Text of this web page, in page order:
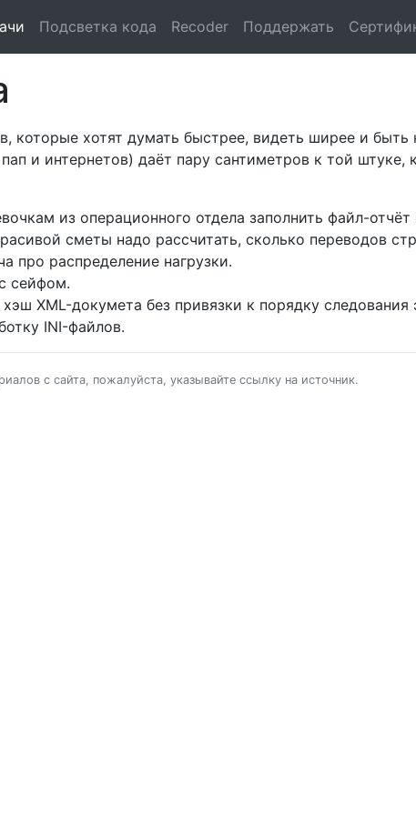
Подсветка кода Recoder Поддержать
которые хотят думать быстрее, видеть ширее и
и интернетов) даёт пару сантиметров к той
из операционного отдела заполнить файл-отчёт
сметы надо рассчитать, сколько переводов
про распределение нагрузки.
сейфом.
XML-докумета без привязки к порядку следования
INI-файлов.
с сайта, пожалуйста, указывайте ссылку на источник.